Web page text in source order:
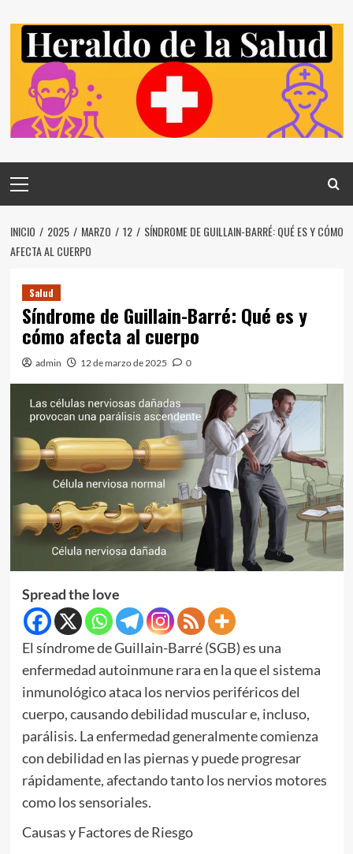
contenido
principal
INICIO 2025 MARZO 12
SÍNDROME DE GUILLAIN-BARRÉ: QUÉ ES Y CÓMO
AFECTA AL CUERPO
Salud
Síndrome de Guillain-Barré: Qué es y
cómo afecta al cuerpo
admin 12 de marzo de 2025 0
Spread the love
El síndrome de Guillain-Barré (SGB) es una
enfermedad autoinmune rara en la que el sistema
inmunológico ataca los nervios periféricos del
cuerpo, causando debilidad muscular e, incluso,
parálisis. La enfermedad generalmente comienza
con debilidad en las piernas y puede progresar
rápidamente, afectando tanto los nervios motores
como los sensoriales.
Causas y Factores de Riesgo